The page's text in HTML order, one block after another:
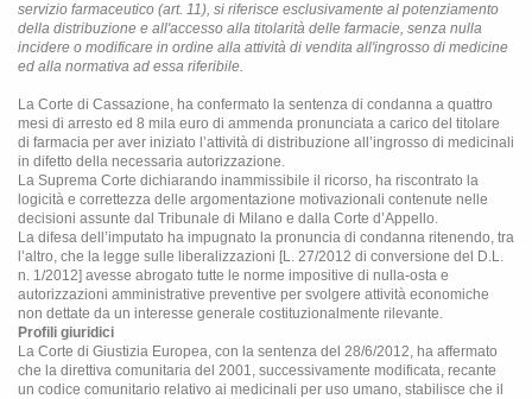
servizio farmaceutico (art. 11), si riferisce esclusivamente al potenziamento
della distribuzione e all'accesso alla titolarità delle farmacie, senza nulla
incidere o modificare in ordine alla attività di vendita all'ingrosso di medicine
ed alla normativa ad essa riferibile.
La Corte di Cassazione, ha confermato la sentenza di condanna a quattro
mesi di arresto ed 8 mila euro di ammenda pronunciata a carico del titolare
di farmacia per aver iniziato l’attività di distribuzione all’ingrosso di medicinali
in difetto della necessaria autorizzazione.
La Suprema Corte dichiarando inammissibile il ricorso, ha riscontrato la
logicità e correttezza delle argomentazione motivazionali contenute nelle
decisioni assunte dal Tribunale di Milano e dalla Corte d’Appello.
La difesa dell’imputato ha impugnato la pronuncia di condanna ritenendo, tra
l’altro, che la legge sulle liberalizzazioni [L. 27/2012 di conversione del D.L.
n. 1/2012] avesse abrogato tutte le norme impositive di nulla-osta e
autorizzazioni amministrative preventive per svolgere attività economiche
non dettate da un interesse generale costituzionalmente rilevante.
Profili giuridici
La Corte di Giustizia Europea, con la sentenza del 28/6/2012, ha affermato
che la direttiva comunitaria del 2001, successivamente modificata, recante
un codice comunitario relativo ai medicinali per uso umano, stabilisce che il